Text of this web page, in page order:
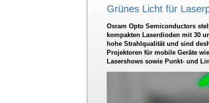
Grünes Licht für
Osram Opto Semiconductors
kompakten Laserdioden mit 30
hohe Strahlqualität und sind
Projektoren für mobile Geräte
Lasershows sowie Punkt- und